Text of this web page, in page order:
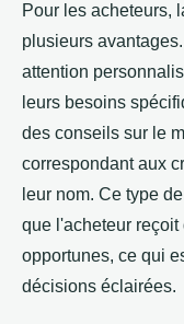
Pour les acheteurs,
plusieurs
attention
leurs besoins
des conseils sur le
correspondant aux
leur nom. Ce type
que l'acheteur
opportunes, ce qui
décisions éclairées.